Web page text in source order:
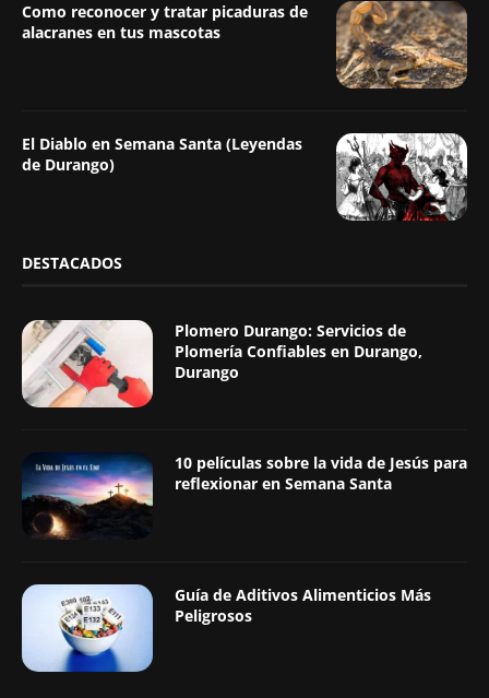
Como reconocer y tratar picaduras de
alacranes en tus mascotas
El Diablo en Semana Santa (Leyendas
de Durango)
DESTACADOS
Plomero Durango: Servicios de
Plomería Confiables en Durango,
Durango
10 películas sobre la vida de Jesús para
reflexionar en Semana Santa
Guía de Aditivos Alimenticios Más
Peligrosos